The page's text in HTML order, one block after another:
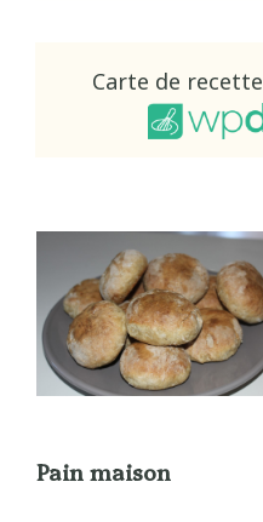
Carte de
Pain maison